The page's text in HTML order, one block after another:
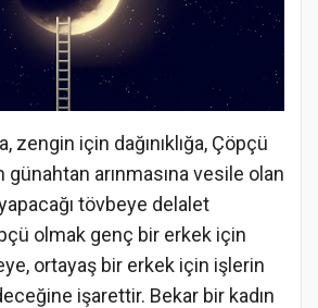
zengin için dağınıklığa, Çöpçü
günahtan arınmasına vesile olan
tövbeye delalet
olmak genç bir erkek için
ortayaş bir erkek için işlerin
işarettir. Bekar bir kadın